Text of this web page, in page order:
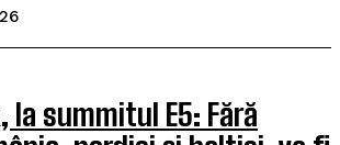
la summitul E5: Fără